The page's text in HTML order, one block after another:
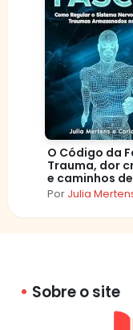
O Código da
Trauma, dor
e caminhos de
Por Julia
Sobre o site